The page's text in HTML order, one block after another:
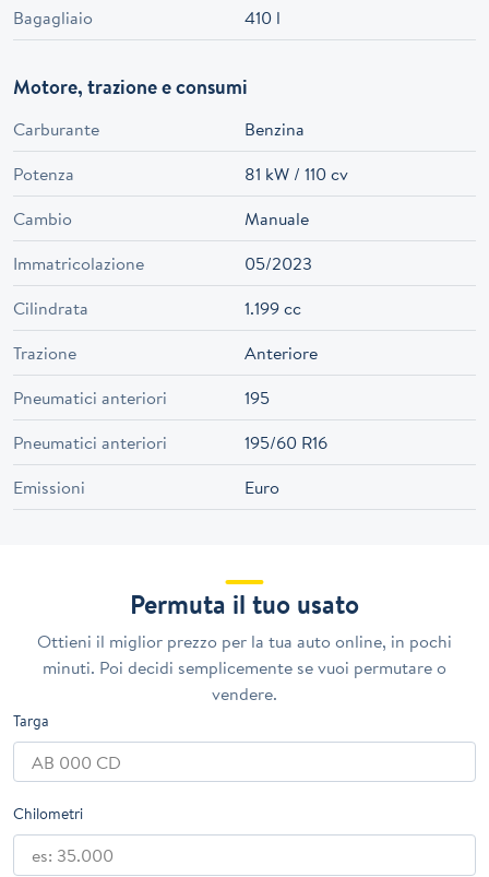
Bagagliaio 410 l
Motore, trazione e consumi
Carburante
Benzina
Potenza
81 kW / 110 cv
Cambio
Manuale
Immatricolazione
05/2023
Cilindrata
1.199 cc
Trazione
Anteriore
Pneumatici anteriori
195
Pneumatici anteriori
195/60 R16
Emissioni
Euro
Permuta il tuo usato
Ottieni il miglior prezzo per la tua auto online, in pochi
minuti. Poi decidi semplicemente se vuoi permutare o
vendere.
Targa
Chilometri